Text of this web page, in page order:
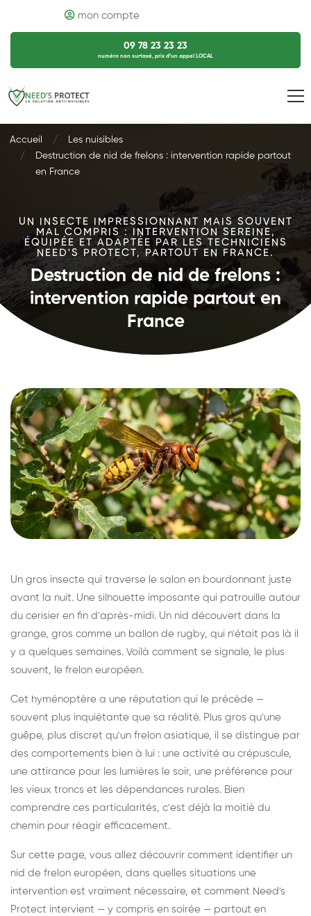
mon compte
09 78 23 23 23
numéro non surtaxé, prix d’un appel LOCAL
Accueil
Les nuisibles
Destruction de nid de frelons : intervention rapide partout
en France
UN INSECTE IMPRESSIONNANT MAIS SOUVENT
MAL COMPRIS : INTERVENTION SEREINE,
ÉQUIPÉE ET ADAPTÉE PAR LES TECHNICIENS
NEED'S PROTECT, PARTOUT EN FRANCE.
Destruction de nid de frelons :
intervention rapide partout en
France
Un gros insecte qui traverse le salon en bourdonnant juste
avant la nuit. Une silhouette imposante qui patrouille autour
du cerisier en fin d'après-midi. Un nid découvert dans la
grange, gros comme un ballon de rugby, qui n'était pas là il
y a quelques semaines. Voilà comment se signale, le plus
souvent, le frelon européen.
Cet hyménoptère a une réputation qui le précède —
souvent plus inquiétante que sa réalité. Plus gros qu'une
guêpe, plus discret qu'un frelon asiatique, il se distingue par
des comportements bien à lui : une activité au crépuscule,
une attirance pour les lumières le soir, une préférence pour
les vieux troncs et les dépendances rurales. Bien
comprendre ces particularités, c'est déjà la moitié du
chemin pour réagir efficacement.
Sur cette page, vous allez découvrir comment identifier un
nid de frelon européen, dans quelles situations une
intervention est vraiment nécessaire, et comment Need's
Protect intervient — y compris en soirée — partout en